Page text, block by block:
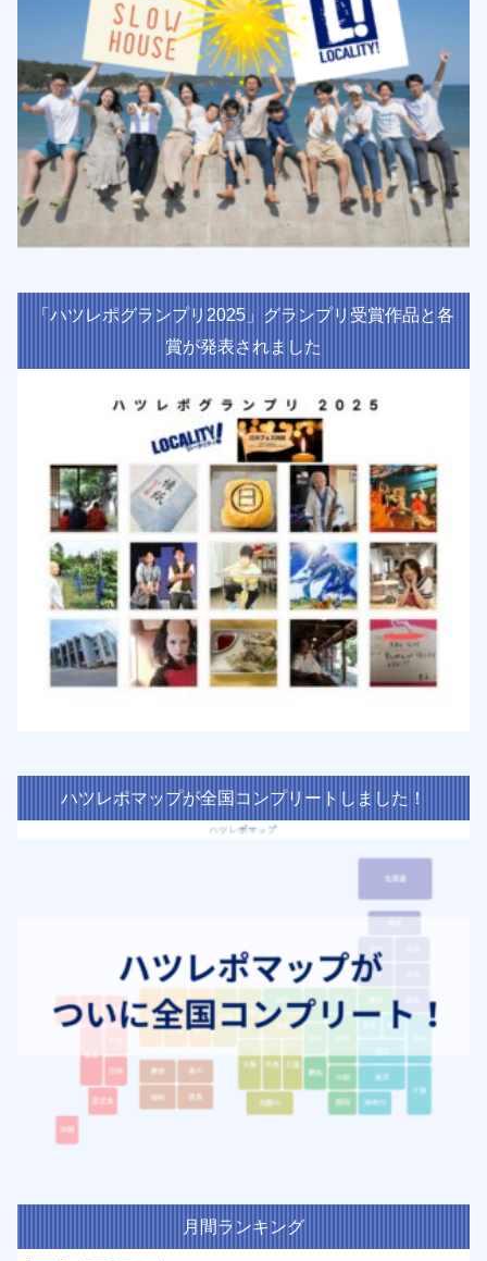
「ハツレポグランプリ2025」グランプリ受賞作品と各
賞が発表されました
ハツレポマップが全国コンプリートしました！
月間ランキング